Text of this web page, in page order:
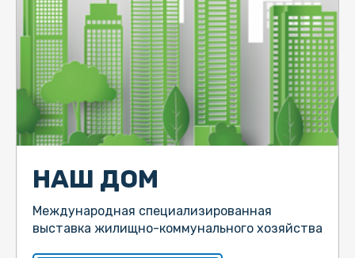
НАШ ДОМ
Международная специализированная
выставка жилищно-коммунального хозяйства